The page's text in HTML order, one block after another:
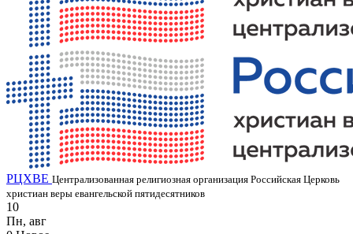
РЦХВЕ Централизованная религиозная организация Российская Церковь
христиан веры евангельской пятидесятников
10
Пн, авг